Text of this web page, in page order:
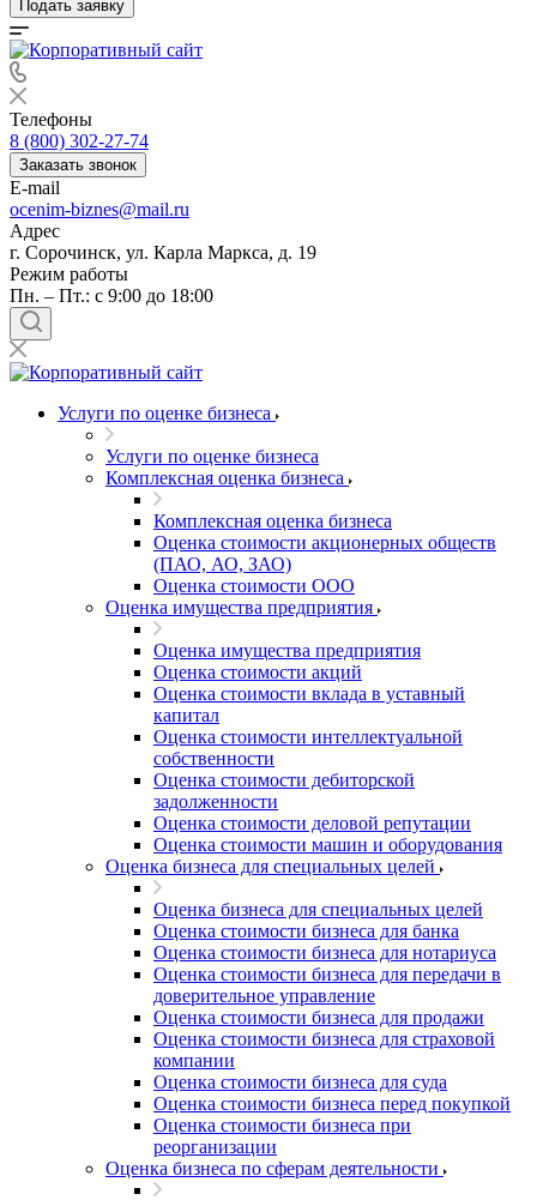
Подать заявку
Телефоны
8 (800) 302-27-74
Заказать звонок
E-mail
ocenim-biznes@mail.ru
Адрес
г. Сорочинск, ул. Карла Маркса, д. 19
Режим работы
Пн. – Пт.: с 9:00 до 18:00
Услуги по оценке бизнеса
Услуги по оценке бизнеса
Комплексная оценка бизнеса
Комплексная оценка бизнеса
Оценка стоимости акционерных обществ
(ПАО, АО, ЗАО)
Оценка стоимости ООО
Оценка имущества предприятия
Оценка имущества предприятия
Оценка стоимости акций
Оценка стоимости вклада в уставный
капитал
Оценка стоимости интеллектуальной
собственности
Оценка стоимости дебиторской
задолженности
Оценка стоимости деловой репутации
Оценка стоимости машин и оборудования
Оценка бизнеса для специальных целей
Оценка бизнеса для специальных целей
Оценка стоимости бизнеса для банка
Оценка стоимости бизнеса для нотариуса
Оценка стоимости бизнеса для передачи в
доверительное управление
Оценка стоимости бизнеса для продажи
Оценка стоимости бизнеса для страховой
компании
Оценка стоимости бизнеса для суда
Оценка стоимости бизнеса перед покупкой
Оценка стоимости бизнеса при
реорганизации
Оценка бизнеса по сферам деятельности